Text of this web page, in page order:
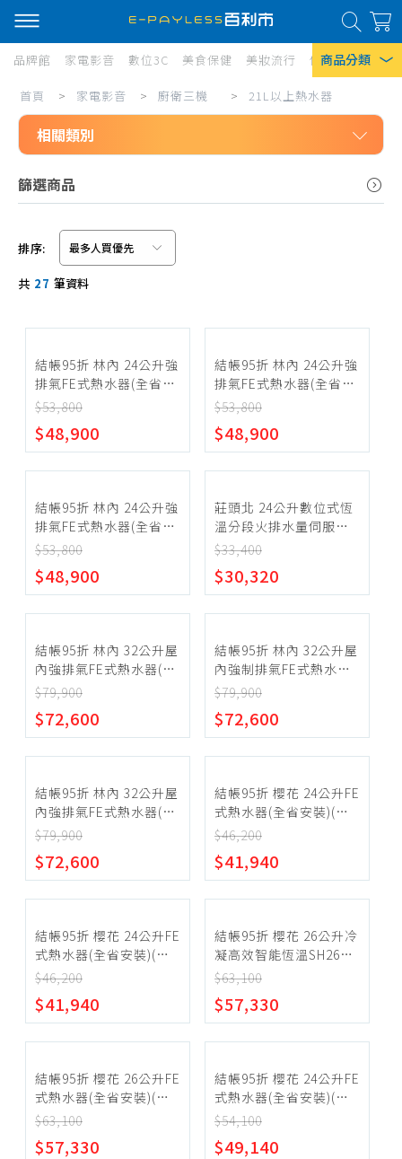
商品分類
熱門搜尋
風扇
除濕機
衛生紙
品牌館 家電影音 數位3C 美食保健 美妝流行 傢俱寢具 居
21L
以
上
熱
水
器
首頁 > 家電影音 > 廚衛三機 > 21L以上熱水器
相關類別
廚衛三機
21L以上熱水器
SAKURA 櫻花
Rinnai 林內
JTL 喜特麗
篩選商品
信用卡/Line Pay/ATM
分期0利率
超商付款
排序:
共 27 筆資料
結帳95折 林內 24公升強
排氣FE式熱水器(全省安
裝)(陶板屋券5張)
TR-LPG】
$53,800
$48,900
結帳95折 林內 24公升強
排氣FE式熱水器(全省安
裝)(陶板屋券9張)
TR-NG1】
$53,800
$48,900
結帳95折 林內 24公升強
排氣FE式熱水器(全省安
裝)(陶板屋券5張)
TR-NG2】
$53,800
$48,900
莊頭北 24公升數位式恆
溫分段火排水量伺服器
DC強制排氣熱水器(全省
7245FE_NG1】
$33,400
$30,320
結帳95折 林內 32公升屋
內強排氣FE式熱水器(全
省安裝)(陶板屋券8張)
LPG】
$79,900
$72,600
結帳95折 林內 32公升屋
內強制排氣FE式熱水器
(全省安裝)(陶板屋券8
TR-NG1】
$79,900
$72,600
結帳95折 林內 32公升屋
內強排氣FE式熱水器(全
省安裝)(陶板屋券8張)
NG2】
$79,900
$72,600
結帳95折 櫻花 24公升FE
式熱水器(全省安裝)(送
5%購物金)【SH-
$46,200
$41,940
結帳95折 櫻花 24公升FE
式熱水器(全省安裝)(送
5%購物金)【SH-
$46,200
$41,940
結帳95折 櫻花 26公升冷
凝高效智能恆溫SH2690
同款FE式熱水器(全省安
2690-LPG】
$63,100
$57,330
結帳95折 櫻花 26公升FE
式熱水器(全省安裝)(送
5%購物金)【SH-2690-
$63,100
$57,330
結帳95折 櫻花 24公升FE
式熱水器(全省安裝)(送
5%購物金)【SH-2480-
$54,100
$49,140